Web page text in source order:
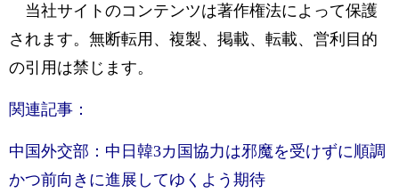
当社サイトのコンテンツは著作権法によって保護
されます。無断転用、複製、掲載、転載、営利目的
の引用は禁じます。
関連記事：
中国外交部：中日韓3カ国協力は邪魔を受けずに順調
かつ前向きに進展してゆくよう期待